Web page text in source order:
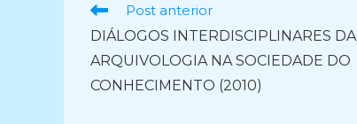
Ler
mais
artigos
Post anterior
DIÁLOGOS INTERDISCIPLINARES DA
ARQUIVOLOGIA NA SOCIEDADE DO
CONHECIMENTO (2010)